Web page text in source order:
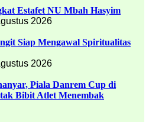
Estafet NU Mbah Hasyim
2026
Siap Mengawal Spiritualitas
2026
Piala Danrem Cup di
Bibit Atlet Menembak